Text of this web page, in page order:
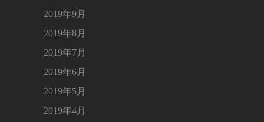
2019年9月
2019年8月
2019年7月
2019年6月
2019年5月
2019年4月